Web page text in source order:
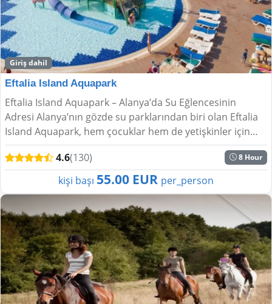
Giriş dahil
Eftalia Island Aquapark
Eftalia Island Aquapark – Alanya’da Su Eğlencesinin
Adresi Alanya’nın gözde su parklarından biri olan Eftalia
Island Aquapark, hem çocuklar hem de yetişkinler için
unutulmaz bir gün vaat ediyor. Akdeniz’...
4.6(130) 8 Hour
kişi başı 55.00 EUR per_person